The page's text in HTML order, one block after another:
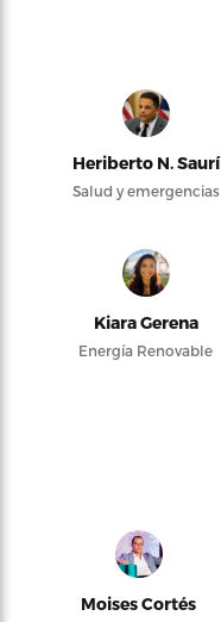
Heriberto N. Saurí
Salud y emergencias
Kiara Gerena
Energía Renovable
Moises Cortés